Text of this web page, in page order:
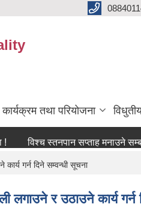
कार्यक्रम तथा परियोजना
स्तनपान सप्ताह मनाउने सम्बन्धी
गर्न दिने सम्वन्धी सूचना
लगाउने र उठाउने कार्य गर्न